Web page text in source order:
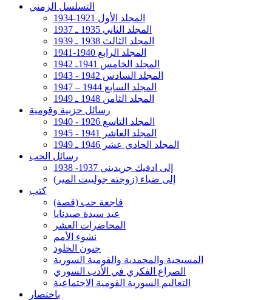
التسلسل الزمني
المجلد الأول 1921-1934
المجلد الثاني 1935 ـ 1937
المجلد الثالث 1938 ـ 1939
المجلد الرابع 1940-1941
المجلد الخامس 1941ـ 1942
المجلد السادس 1942 - 1943
المجلد السابع 1944 – 1947
المجلد الثامن 1948 ـ 1949
رسائل حزبية وقومية
المجلد التاسع 1926 - 1940
المجلد العاشر 1941 - 1945
المجلد الحادي عشر 1946 ـ 1949
رسائل الحب
إلى ادفيك جريديني 1937- 1938
إلى ضياء (زوجته جولييت المير)
كتب
فاجعة حب (قصة)
عيد سيدة صيدنايا
المحاضرات العشر
نشوء الأمم
جنون الخلود
المسيحية والمحمدية والقومية السورية
الصراع الفكري في الأدب السوري
التعاليم السورية القومية الاجتماعية
باختصار